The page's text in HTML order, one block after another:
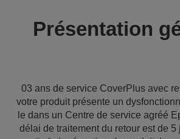
Présentation
03 ans de service CoverPlus avec
votre produit présente un
le dans un Centre de service agréé
délai de traitement du retour est de 5